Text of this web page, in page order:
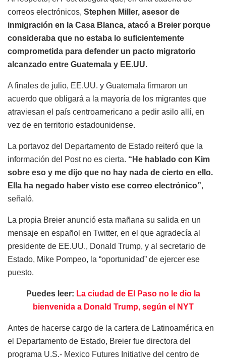
correos electrónicos, Stephen Miller, asesor de
inmigración en la Casa Blanca, atacó a Breier porque
consideraba que no estaba lo suficientemente
comprometida para defender un pacto migratorio
alcanzado entre Guatemala y EE.UU.
A finales de julio, EE.UU. y Guatemala firmaron un
acuerdo que obligará a la mayoría de los migrantes que
atraviesan el país centroamericano a pedir asilo allí, en
vez de en territorio estadounidense.
La portavoz del Departamento de Estado reiteró que la
información del Post no es cierta. “He hablado con Kim
sobre eso y me dijo que no hay nada de cierto en ello.
Ella ha negado haber visto ese correo electrónico”,
señaló.
La propia Breier anunció esta mañana su salida en un
mensaje en español en Twitter, en el que agradecía al
presidente de EE.UU., Donald Trump, y al secretario de
Estado, Mike Pompeo, la “oportunidad” de ejercer ese
puesto.
Puedes leer: La ciudad de El Paso no le dio la
bienvenida a Donald Trump, según el NYT
Antes de hacerse cargo de la cartera de Latinoamérica en
el Departamento de Estado, Breier fue directora del
programa U.S.- Mexico Futures Initiative del centro de